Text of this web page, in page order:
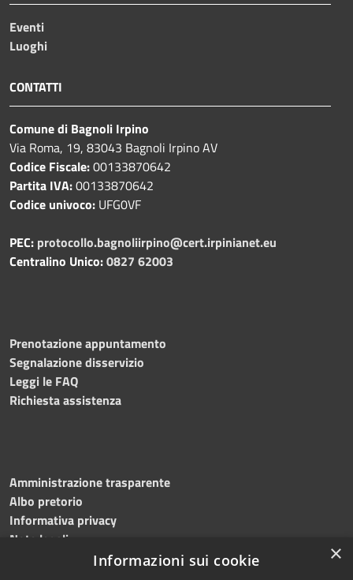
Eventi
Luoghi
CONTATTI
Comune di Bagnoli Irpino
Via Roma, 19, 83043 Bagnoli Irpino AV
Codice Fiscale:00133870642
Partita IVA:00133870642
Codice univoco: UFG0VF
PEC: protocollo.bagnoliirpino@cert.irpinianet.eu
Centralino Unico:0827 62003
Prenotazione appuntamento
Segnalazione disservizio
Leggi le FAQ
Richiesta assistenza
Amministrazione trasparente
Albo pretorio
Informativa privacy
Note legali
Dichiarazione di accessibilità
×
Informazioni sui cookie